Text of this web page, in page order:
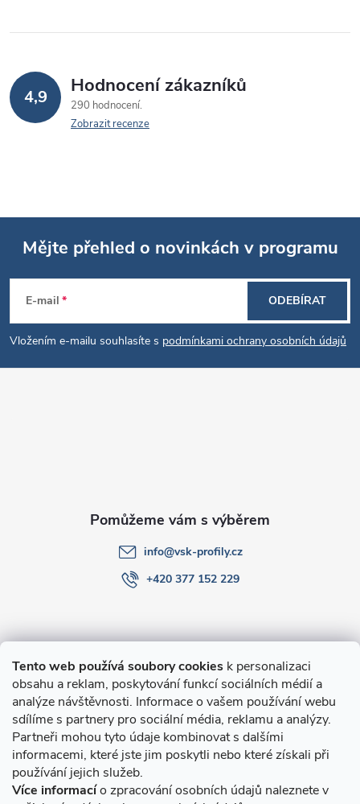
Tento web používá soubory cookies k personalizaci
obsahu a reklam, poskytování funkcí sociálních médií a
analýze návštěvnosti. Informace o vašem používání webu
sdílíme s partnery pro sociální média, reklamu a analýzy.
Partneři mohou tyto údaje kombinovat s dalšími
informacemi, které jste jim poskytli nebo které získali při
používání jejich služeb.
Více informacío zpracování osobních údajů naleznete v
4,9 Hodnocení zákazníků
290 hodnocení
Zobrazit recenze
Z
á
p
Mějte přehled o novinkách v programu
E-mail
Vložením e-mailu souhlasíte s podmínkami ochrany osobních údajů
ODEBÍRAT
O nákupu
Novinky v programu Alusic
Archiv
info@vsk-profily.cz
+420 377 152 229